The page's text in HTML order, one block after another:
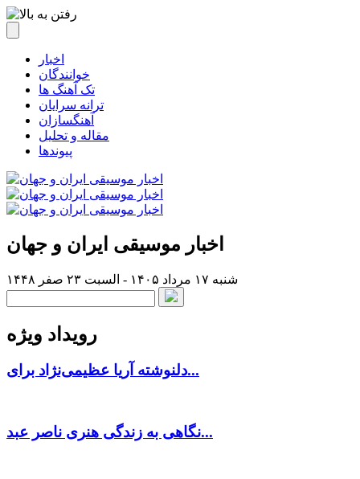
اخبار
خوانندگان
تک آهنگ ها
ترانه سرایان
آهنگسازان
مقاله و تحلیل
پیوندها
اخبار موسیقی ایران و جهان
شنبه ۱۷ مرداد ۱۴۰۵ - السبت ۲۳ صفر ۱۴۴۸
رویداد ویژه
دلنوشته آریا عظیمی‌نژاد برای...
نگاهی به زندگی هنری ناصر عبد...